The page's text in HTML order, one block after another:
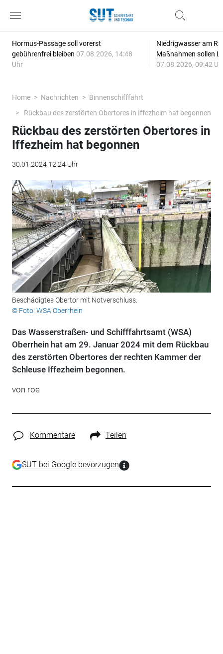
Hormus-Passage soll vorerst
gebührenfrei bleiben 07.08.2026, 14:48
Uhr
Niedrigwasser am
Maßnahmen sollen
07.08.2026, 09:42
Home Nachrichten
Binnenschifffahrt
Rückbau des zerstörten Obertores in Iffezheim hat begonnen
Rückbau des zerstörten Obertores in
Iffezheim hat begonnen
30.01.2024 12:24 Uhr
Beschädigtes Obertor mit Notverschluss.
© Foto: WSA Oberrhein
Das Wasserstraßen- und Schifffahrtsamt (WSA)
Oberrhein hat am 29. Januar 2024 mit dem Rückbau
des zerstörten Obertores der rechten Kammer der
Schleuse Iffezheim begonnen.
von roe
Kommentare Teilen
SUT bei Google bevorzugen